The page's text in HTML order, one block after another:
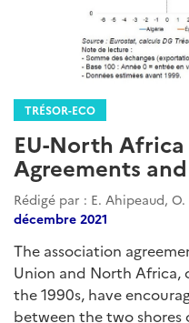
TRÉSOR-ECO
EU-North
Agreements
Rédigé par : E. Ahipeaud,
décembre 2021
The association
Union and North
the 1990s, have
between the two shores